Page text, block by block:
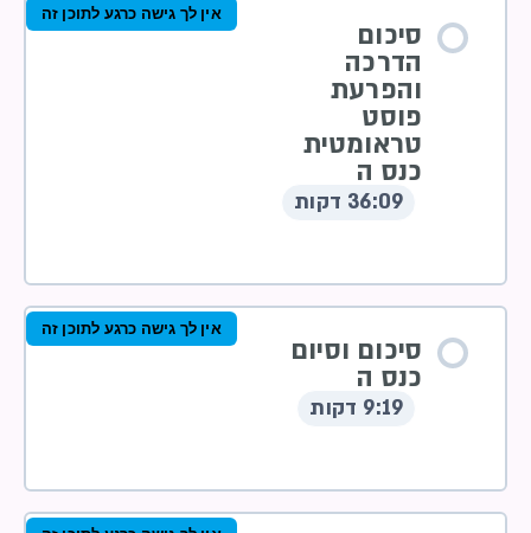
סיכום
הדרכה
והפרעת
פוסט
טראומטית
כנס ה
36:09 דקות
אין לך גישה כרגע לתוכן זה
סיכום וסיום
כנס ה
9:19 דקות
אין לך גישה כרגע לתוכן זה